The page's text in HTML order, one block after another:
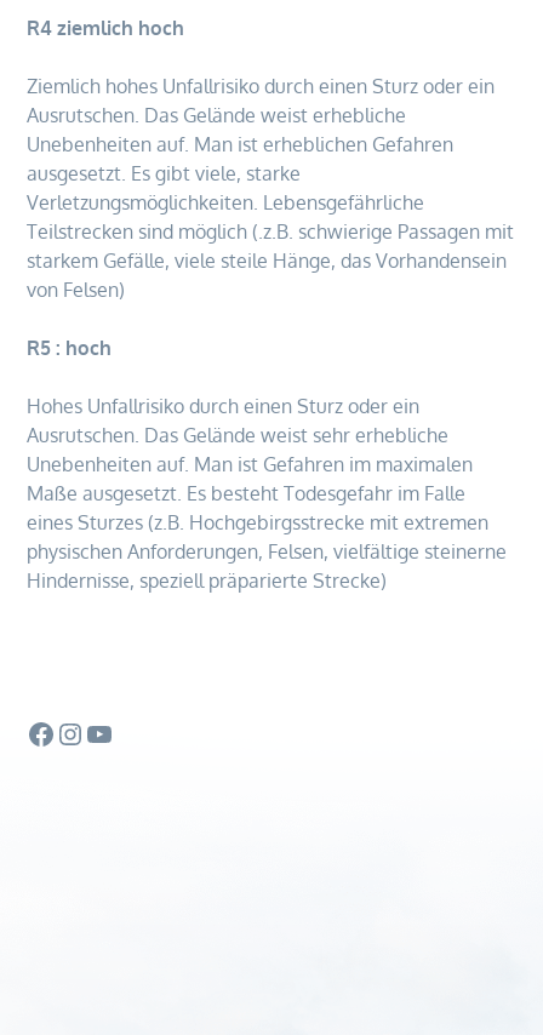
R4 ziemlich hoch
Ziemlich hohes Unfallrisiko durch einen Sturz oder ein
Ausrutschen. Das Gelände weist erhebliche
Unebenheiten auf. Man ist erheblichen Gefahren
ausgesetzt. Es gibt viele, starke
Verletzungsmöglichkeiten. Lebensgefährliche
Teilstrecken sind möglich (.z.B. schwierige Passagen mit
starkem Gefälle, viele steile Hänge, das Vorhandensein
von Felsen)
R5 : hoch
Hohes Unfallrisiko durch einen Sturz oder ein
Ausrutschen. Das Gelände weist sehr erhebliche
Unebenheiten auf. Man ist Gefahren im maximalen
Maße ausgesetzt. Es besteht Todesgefahr im Falle
eines Sturzes (z.B. Hochgebirgsstrecke mit extremen
physischen Anforderungen, Felsen, vielfältige steinerne
Hindernisse, speziell präparierte Strecke)
Facebook
Instagram
YouTube